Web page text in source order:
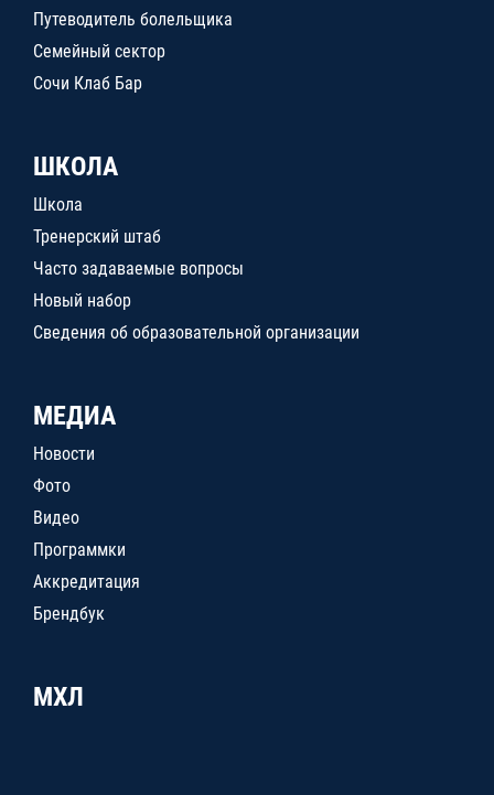
Путеводитель болельщика
Семейный сектор
Сочи Клаб Бар
ШКОЛА
Школа
Тренерский штаб
Часто задаваемые вопросы
Новый набор
Сведения об образовательной организации
МЕДИА
Новости
Фото
Видео
Программки
Аккредитация
Брендбук
МХЛ